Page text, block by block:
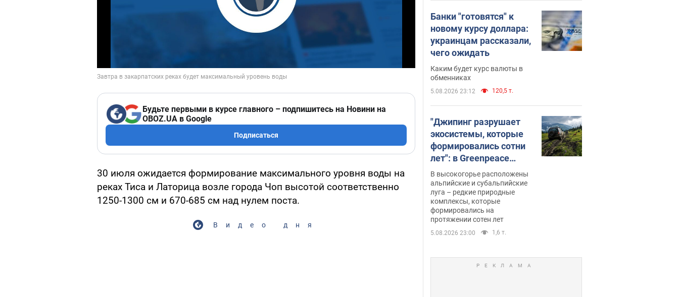
Play Video
Будьте первыми в курсе главного – подпишитесь на Новини на
OBOZ.UA в Google
Подписаться
30 июля ожидается формирование максимального уровня воды на
реках Тиса и Латорица возле города Чоп высотой соответственно
1250-1300 см и 670-685 см над нулем поста.
Видео дня
Банки "готовятся" к
новому курсу доллара:
украинцам рассказали,
чего ожидать
Каким будет курс валюты в
обменниках
5.08.2026 23:12 120,5 т.
"Джипинг разрушает
экосистемы, которые
формировались сотни
лет": в Greenpeace
забили тревогу
В высокогорье расположены
альпийские и субальпийские
луга – редкие природные
комплексы, которые
формировались на
протяжении сотен лет
5.08.2026 23:00 1,6 т.